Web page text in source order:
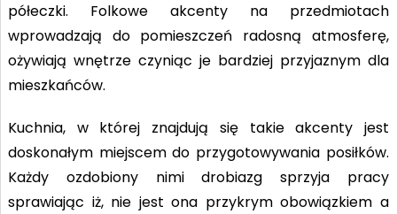
półeczki. Folkowe akcenty na przedmiotach
wprowadzają do pomieszczeń radosną atmosferę,
ożywiają wnętrze czyniąc je bardziej przyjaznym dla
mieszkańców.
Kuchnia, w której znajdują się takie akcenty jest
doskonałym miejscem do przygotowywania posiłków.
Każdy ozdobiony nimi drobiazg sprzyja pracy
sprawiając iż, nie jest ona przykrym obowiązkiem a